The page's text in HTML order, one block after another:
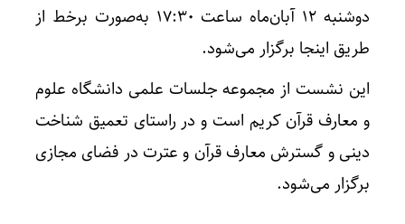
دوشنبه ۱۲ آبان‌ماه ساعت ۱۷:۳۰ به‌صورت برخط از
طریق اینجا برگزار می‌شود.
این نشست از مجموعه جلسات علمی دانشگاه علوم
و معارف قرآن کریم است و در راستای تعمیق شناخت
دینی و گسترش معارف قرآن و عترت در فضای مجازی
برگزار می‌شود.